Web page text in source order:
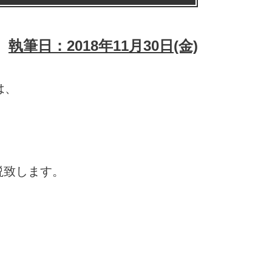
執筆日：2018年11月30日(金)
します。